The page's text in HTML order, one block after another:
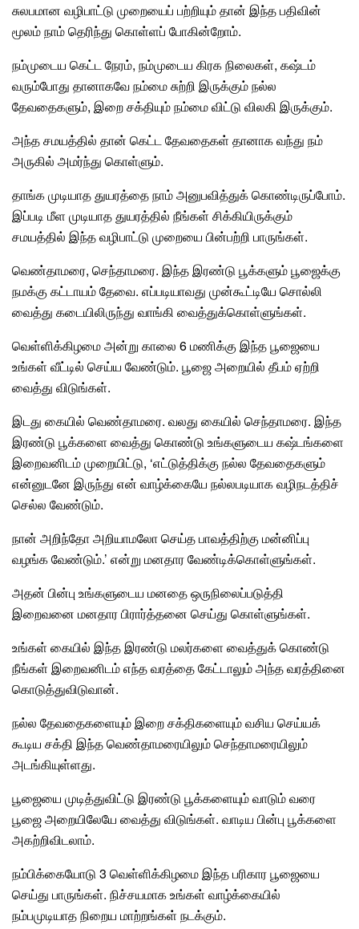
சுலபமான வழிபாட்டு முறையைப் பற்றியும் தான் இந்த பதிவின்
மூலம் நாம் தெரிந்து கொள்ளப் போகின்றோம்.
நம்முடைய கெட்ட நேரம், நம்முடைய கிரக நிலைகள், கஷ்டம்
வரும்போது தானாகவே நம்மை சுற்றி இருக்கும் நல்ல
தேவதைகளும், இறை சக்தியும் நம்மை விட்டு விலகி இருக்கும்.
அந்த சமயத்தில் தான் கெட்ட தேவதைகள் தானாக வந்து நம்
அருகில் அமர்ந்து கொள்ளும்.
தாங்க முடியாத துயரத்தை நாம் அனுபவித்துக் கொண்டிருப்போம்.
இப்படி மீள முடியாத துயரத்தில் நீங்கள் சிக்கியிருக்கும்
சமயத்தில் இந்த வழிபாட்டு முறையை பின்பற்றி பாருங்கள்.
வெண்தாமரை, செந்தாமரை. இந்த இரண்டு பூக்களும்பூஜைக்கு
நமக்கு கட்டாயம் தேவை. எப்படியாவது முன்கூட்டியே சொல்லி
வைத்து கடையிலிருந்து வாங்கி வைத்துக்கொள்ளுங்கள்.
வெள்ளிக்கிழமை அன்று காலை 6 மணிக்கு இந்தபூஜையை
உங்கள் வீட்டில் செய்ய வேண்டும். பூஜை அறையில் தீபம் ஏற்றி
வைத்து விடுங்கள்.
இடது கையில் வெண்தாமரை. வலது கையில் செந்தாமரை. இந்த
இரண்டு பூக்களை வைத்து கொண்டு உங்களுடைய கஷ்டங்களை
இறைவனிடம் முறையிட்டு, ‘எட்டுத்திக்கு நல்ல தேவதைகளும்
என்னுடனே இருந்து என் வாழ்க்கையே நல்லபடியாக வழிநடத்திச்
செல்ல வேண்டும்.
நான் அறிந்தோ அறியாமலோ செய்த பாவத்திற்கு மன்னிப்பு
வழங்க வேண்டும்.’ என்று மனதார வேண்டிக்கொள்ளுங்கள்.
அதன் பின்பு உங்களுடைய மனதை ஒருநிலைப்படுத்தி
இறைவனை மனதார பிரார்த்தனை செய்து கொள்ளுங்கள்.
உங்கள் கையில் இந்த இரண்டு மலர்களை வைத்துக் கொண்டு
நீங்கள் இறைவனிடம் எந்த வரத்தை கேட்டாலும் அந்த வரத்தினை
கொடுத்துவிடுவான்.
நல்ல தேவதைகளையும் இறை சக்திகளையும் வசிய செய்யக்
கூடிய சக்தி இந்த வெண்தாமரையிலும் செந்தாமரையிலும்
அடங்கியுள்ளது.
பூஜையை முடித்துவிட்டு இரண்டு பூக்களையும் வாடும் வரை
பூஜை அறையிலேயே வைத்து விடுங்கள். வாடிய பின்பு பூக்களை
அகற்றிவிடலாம்.
நம்பிக்கையோடு 3 வெள்ளிக்கிழமை இந்த பரிகார பூஜையை
செய்து பாருங்கள். நிச்சயமாக உங்கள் வாழ்க்கையில்
நம்பமுடியாத நிறைய மாற்றங்கள் நடக்கும்.